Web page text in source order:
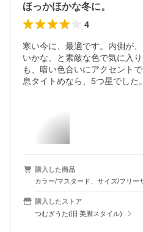
ほっかほかな冬に。
4
寒い今に、最適です。内側が
いかな、と素敵な色で気に入
も、暗い色合いにアクセント
息タイトめなら、5つ星でした。
購入した商品
カラー/マスタード、サイズ/フリー
購入したストア
つむぎうた(旧 美脚スタイル)